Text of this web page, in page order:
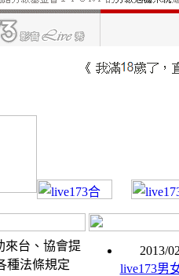
來台、協會提
種法條規定
2013/
live173男